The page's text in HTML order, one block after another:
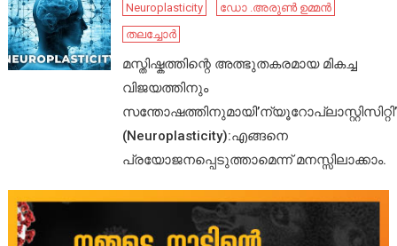
Neuroplasticity
ഡോ .അരുൺ ഉമ്മൻ
തലച്ചോർ
മസ്തിഷ്കത്തിന്റെ അത്ഭുതകരമായ മികച്ച
വിജയത്തിനും
സന്തോഷത്തിനുമായി’ന്യൂറോപ്ലാസ്റ്റിസിറ്റി’
(Neuroplasticity):എങ്ങനെ
പ്രയോജനപ്പെടുത്താമെന്ന് മനസ്സിലാക്കാം.